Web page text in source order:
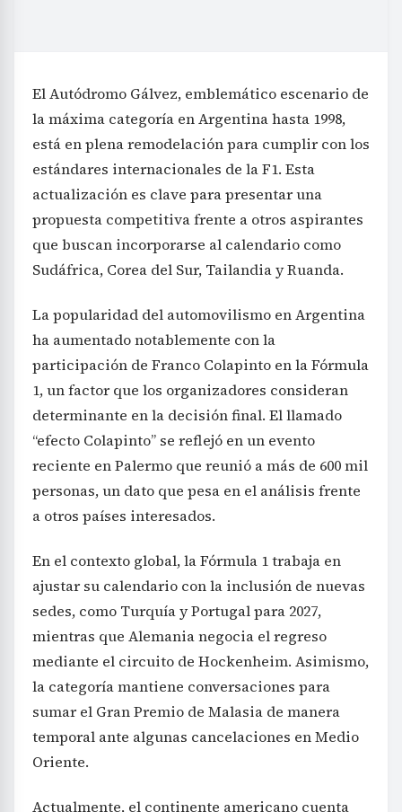
El Autódromo Gálvez, emblemático escenario de
la máxima categoría en Argentina hasta 1998,
está en plena remodelación para cumplir con los
estándares internacionales de la F1. Esta
actualización es clave para presentar una
propuesta competitiva frente a otros aspirantes
que buscan incorporarse al calendario como
Sudáfrica, Corea del Sur, Tailandia y Ruanda.
La popularidad del automovilismo en Argentina
ha aumentado notablemente con la
participación de Franco Colapinto en la Fórmula
1, un factor que los organizadores consideran
determinante en la decisión final. El llamado
“efecto Colapinto” se reflejó en un evento
reciente en Palermo que reunió a más de 600 mil
personas, un dato que pesa en el análisis frente
a otros países interesados.
En el contexto global, la Fórmula 1 trabaja en
ajustar su calendario con la inclusión de nuevas
sedes, como Turquía y Portugal para 2027,
mientras que Alemania negocia el regreso
mediante el circuito de Hockenheim. Asimismo,
la categoría mantiene conversaciones para
sumar el Gran Premio de Malasia de manera
temporal ante algunas cancelaciones en Medio
Oriente.
Actualmente, el continente americano cuenta